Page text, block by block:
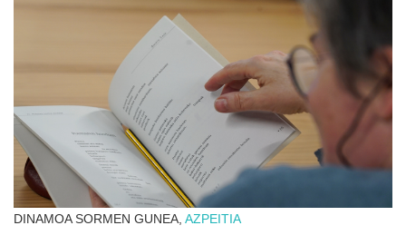
DINAMOA SORMEN GUNEA, AZPEITIA